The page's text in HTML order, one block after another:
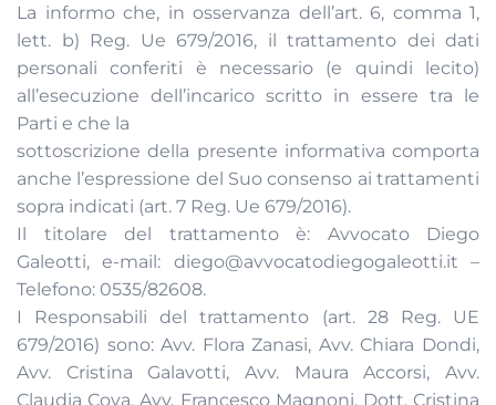
La informo che, in osservanza dell’art. 6, comma 1,
lett. b) Reg. Ue 679/2016, il trattamento dei dati
personali conferiti è necessario (e quindi lecito)
all’esecuzione dell’incarico scritto in essere tra le
Parti e che la
sottoscrizione della presente informativa comporta
anche l’espressione del Suo consenso ai trattamenti
sopra indicati (art. 7 Reg. Ue 679/2016).
Il titolare del trattamento è: Avvocato Diego
Galeotti, e-mail: diego@avvocatodiegogaleotti.it –
Telefono: 0535/82608.
I Responsabili del trattamento (art. 28 Reg. UE
679/2016) sono: Avv. Flora Zanasi, Avv. Chiara Dondi,
Avv. Cristina Galavotti, Avv. Maura Accorsi, Avv.
Claudia Cova, Avv. Francesco Magnoni, Dott. Cristina